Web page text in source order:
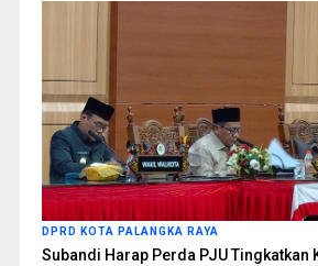
DPRD KOTA PALANGKA RAYA
Subandi Harap Perda PJU Tingkatkan